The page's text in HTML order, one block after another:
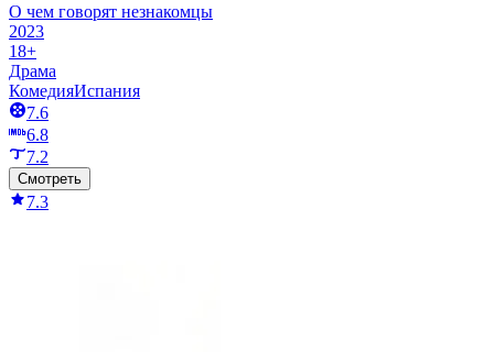
О чем говорят незнакомцы
2023
18+
Драма
КомедияИспания
7.6
6.8
7.2
Смотреть
7.3